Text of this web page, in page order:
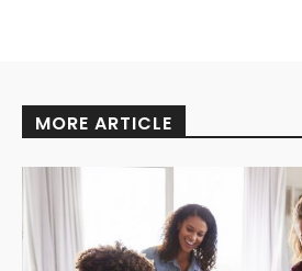
MORE ARTICLE